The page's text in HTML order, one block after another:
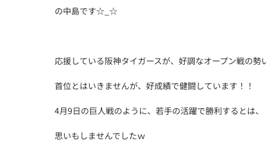
の中島です☆_☆
応援している阪神タイガースが、好調なオープン戦の勢
首位とはいきませんが、好成績で健闘しています！！
4月9日の巨人戦のように、若手の活躍で勝利するとは、
思いもしませんでしたｗ